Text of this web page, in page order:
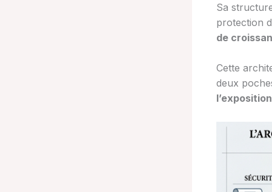
Sa
protection
de
Cette
deux